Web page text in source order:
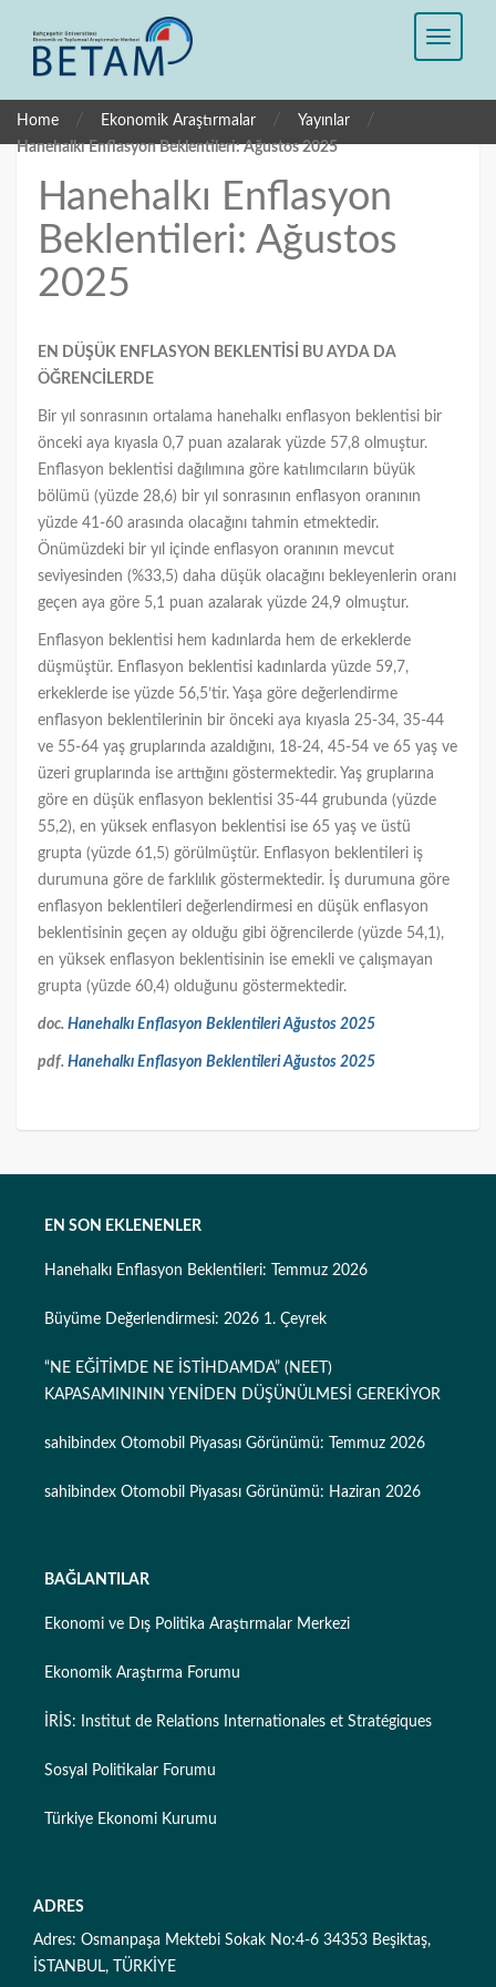
Home / Ekonomik Araştırmalar / Yayınlar /
Hanehalkı Enflasyon Beklentileri: Ağustos 2025
Hanehalkı Enflasyon
Beklentileri: Ağustos
2025
EN DÜŞÜK ENFLASYON BEKLENTİSİ BU AYDA DA
ÖĞRENCİLERDE
Bir yıl sonrasının ortalama hanehalkı enflasyon beklentisi bir
önceki aya kıyasla 0,7 puan azalarak yüzde 57,8 olmuştur.
Enflasyon beklentisi dağılımına göre katılımcıların büyük
bölümü (yüzde 28,6) bir yıl sonrasının enflasyon oranının
yüzde 41-60 arasında olacağını tahmin etmektedir.
Önümüzdeki bir yıl içinde enflasyon oranının mevcut
seviyesinden (%33,5) daha düşük olacağını bekleyenlerin oranı
geçen aya göre 5,1 puan azalarak yüzde 24,9 olmuştur.
Enflasyon beklentisi hem kadınlarda hem de erkeklerde
düşmüştür. Enflasyon beklentisi kadınlarda yüzde 59,7,
erkeklerde ise yüzde 56,5’tir. Yaşa göre değerlendirme
enflasyon beklentilerinin bir önceki aya kıyasla 25-34, 35-44
ve 55-64 yaş gruplarında azaldığını, 18-24, 45-54 ve 65 yaş ve
üzeri gruplarında ise arttığını göstermektedir. Yaş gruplarına
göre en düşük enflasyon beklentisi 35-44 grubunda (yüzde
55,2), en yüksek enflasyon beklentisi ise 65 yaş ve üstü
grupta (yüzde 61,5) görülmüştür. Enflasyon beklentileri iş
durumuna göre de farklılık göstermektedir. İş durumuna göre
enflasyon beklentileri değerlendirmesi en düşük enflasyon
beklentisinin geçen ay olduğu gibi öğrencilerde (yüzde 54,1),
en yüksek enflasyon beklentisinin ise emekli ve çalışmayan
grupta (yüzde 60,4) olduğunu göstermektedir.
doc. Hanehalkı Enflasyon Beklentileri Ağustos 2025
pdf. Hanehalkı Enflasyon Beklentileri Ağustos 2025
EN SON EKLENENLER
Hanehalkı Enflasyon Beklentileri: Temmuz 2026
Büyüme Değerlendirmesi: 2026 1. Çeyrek
“NE EĞİTİMDE NE İSTİHDAMDA” (NEET)
KAPASAMINININ YENİDEN DÜŞÜNÜLMESİ GEREKİYOR
sahibindex Otomobil Piyasası Görünümü: Temmuz 2026
sahibindex Otomobil Piyasası Görünümü: Haziran 2026
BAĞLANTILAR
Ekonomi ve Dış Politika Araştırmalar Merkezi
Ekonomik Araştırma Forumu
İRİS: Institut de Relations Internationales et Stratégiques
Sosyal Politikalar Forumu
Türkiye Ekonomi Kurumu
ADRES
Adres: Osmanpaşa Mektebi Sokak No:4-6 34353 Beşiktaş,
İSTANBUL, TÜRKİYE